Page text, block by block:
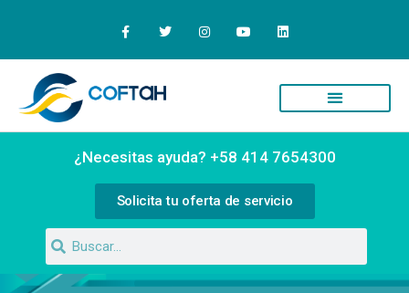
¿Necesitas ayuda? +58 414 7654300
Solicita tu oferta de servicio